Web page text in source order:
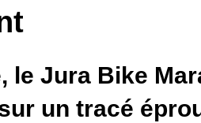
le Jura Bike
un tracé